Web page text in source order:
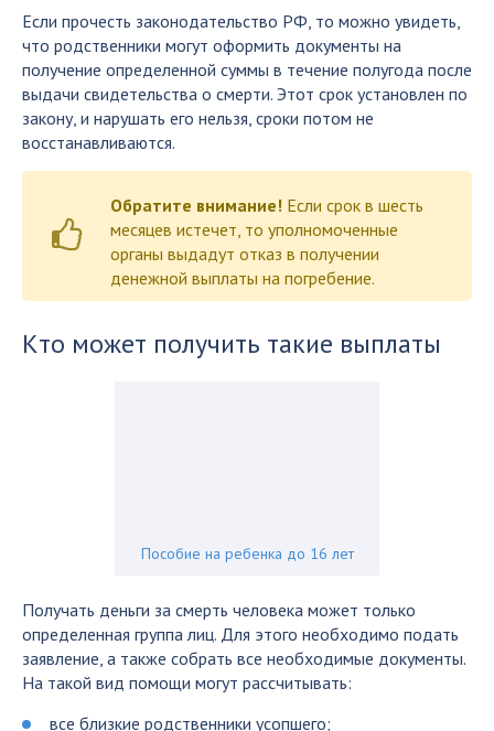
Если прочесть законодательство РФ, то можно увидеть,
что родственники могут оформить документы на
получение определенной суммы в течение полугода после
выдачи свидетельства о смерти. Этот срок установлен по
закону, и нарушать его нельзя, сроки потом не
восстанавливаются.
Обратите внимание! Если срок в шесть
месяцев истечет, то уполномоченные
органы выдадут отказ в получении
денежной выплаты на погребение.
Кто может получить такие выплаты
Пособие на ребенка до 16 лет
Получать деньги за смерть человека может только
определенная группа лиц. Для этого необходимо подать
заявление, а также собрать все необходимые документы.
На такой вид помощи могут рассчитывать:
все близкие родственники усопшего;